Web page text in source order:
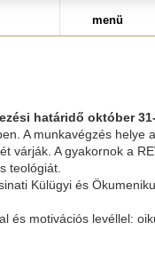
menü
határidő október
A munkavégzés helye
várják. A gyakornok a
teológiát.
Külügyi és
és motivációs levéllel: